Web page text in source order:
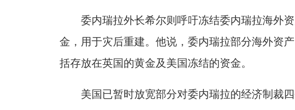
委内瑞拉外长希尔则呼吁冻结委内瑞拉海外
金，用于灾后重建。他说，委内瑞拉部分海外资
括存放在英国的黄金及美国冻结的资金。
美国已暂时放宽部分对委内瑞拉的经济制裁